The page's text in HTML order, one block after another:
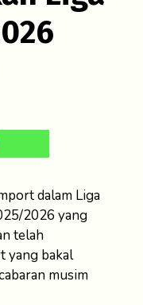
dalam Liga
2026 yang
telah
yang bakal
musim